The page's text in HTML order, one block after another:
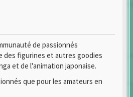
de passionnés
des figurines et autres goodies
et de l'animation japonaise.
que pour les amateurs en